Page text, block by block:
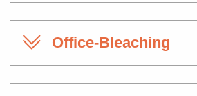
Office-Bleaching